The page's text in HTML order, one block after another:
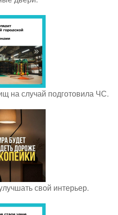
на случай подготовила ЧС.
свой интерьер.